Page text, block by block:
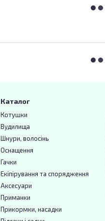
Каталог
Котушки
Вудилища
Шнури, волосінь
Оснащення
Гачки
Екіпірування та спорядження
Аксесуари
Приманки
Прикормки, насадки